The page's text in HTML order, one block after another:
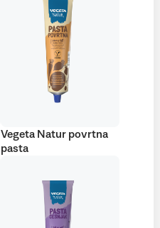
Vegeta Natur povrtna
pasta